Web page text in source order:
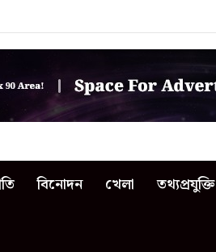
বের করে দিলেন এমপি
বিনোদন খেলা তথ্যপ্রযুক্তি